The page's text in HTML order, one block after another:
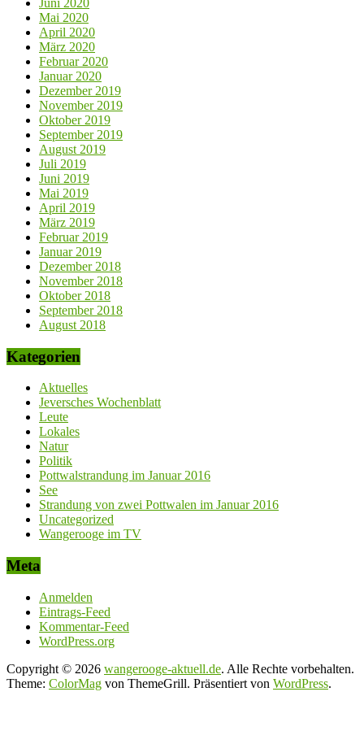
Mai 2020
April 2020
März 2020
Februar 2020
Januar 2020
Dezember 2019
November 2019
Oktober 2019
September 2019
August 2019
Juli 2019
Juni 2019
Mai 2019
April 2019
März 2019
Februar 2019
Januar 2019
Dezember 2018
November 2018
Oktober 2018
September 2018
August 2018
Kategorien
Aktuelles
Jeversches Wochenblatt
Leute
Lokales
Natur
Politik
Pottwalstrandung im Januar 2016
See
Strandung von zwei Pottwalen im Januar 2016
Uncategorized
Wangerooge im TV
Meta
Anmelden
Eintrags-Feed
Kommentar-Feed
WordPress.org
Copyright © 2026 wangerooge-aktuell.de. Alle Rechte vorbehalten.
Theme: ColorMag von ThemeGrill. Präsentiert von WordPress.